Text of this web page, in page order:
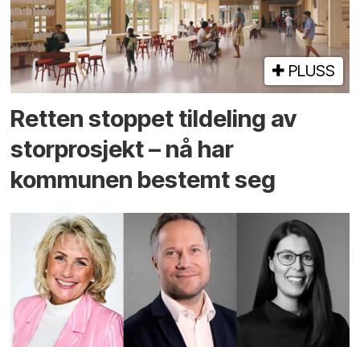
PLUSS
Retten stoppet tildeling av
storprosjekt – nå har
kommunen bestemt seg